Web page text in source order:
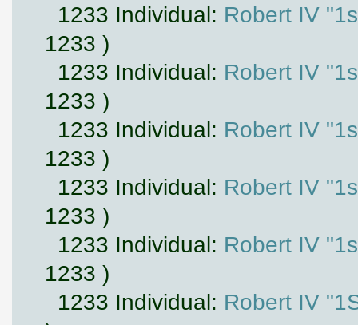
1233 Individual: Robert IV
1233 )
1233 Individual: Robert IV
1233 )
1233 Individual: Robert IV
1233 )
1233 Individual: Robert IV
1233 )
1233 Individual: Robert IV
1233 )
1233 Individual: Robert IV